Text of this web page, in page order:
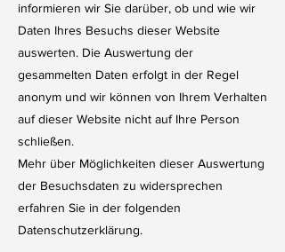
informieren wir Sie darüber, ob und wie wir
Daten Ihres Besuchs dieser Website
auswerten. Die Auswertung der
gesammelten Daten erfolgt in der Regel
anonym und wir können von Ihrem Verhalten
auf dieser Website nicht auf Ihre Person
schließen.
Mehr über Möglichkeiten dieser Auswertung
der Besuchsdaten zu widersprechen
erfahren Sie in der folgenden
Datenschutzerklärung.